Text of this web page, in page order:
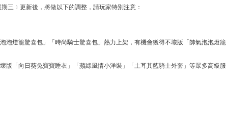
三﹞更新後，將做以下的調整，請玩家特別注意：
泡燈籠驚喜包」「時尚騎士驚喜包」熱力上架，有機會獲得不壞版「帥氣泡泡燈籠
版「向日葵兔寶寶睡衣」「蘋綠風情小洋裝」「土耳其藍騎士外套」等眾多高級服